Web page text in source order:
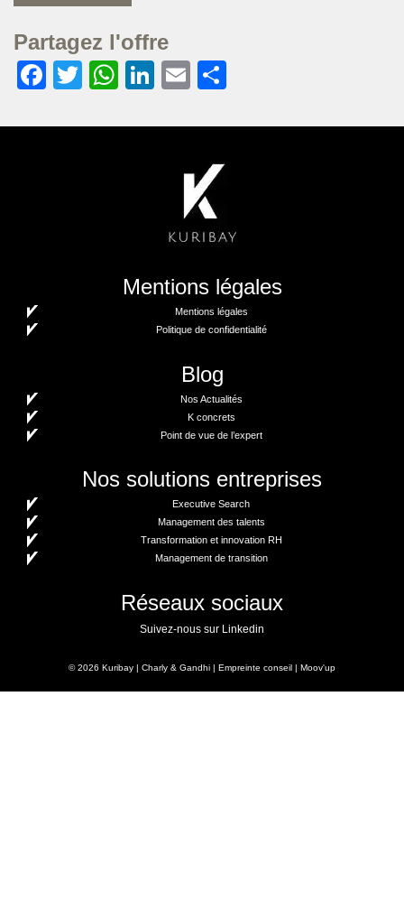
Partagez l'offre
Facebook
TwitterWhatsApp
LinkedIn
Email
Mentions légales
Mentions légales
Politique de confidentialité
Blog
Nos Actualités
K concrets
Point de vue de l’expert
Nos solutions entreprises
Executive Search
Management des talents
Transformation et innovation RH
Management de transition
Réseaux sociaux
Suivez-nous sur Linkedin
© 2026 Kuribay | Charly & Gandhi | Empreinte conseil | Moov'up